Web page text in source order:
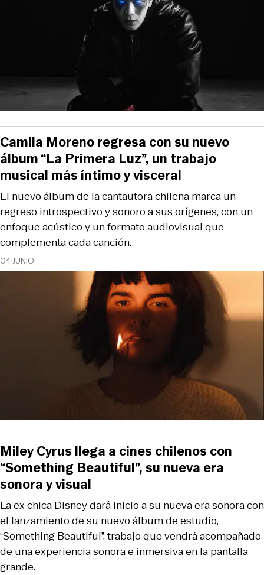
04 JUNIO
El nuevo álbum de la cantautora chilena marca un
regreso introspectivo y sonoro a sus orígenes, con un
enfoque acústico y un formato audiovisual que
complementa cada canción.
Camila Moreno regresa con su nuevo
álbum “La Primera Luz”, un trabajo
musical más íntimo y visceral
La ex chica Disney dará inicio a su nueva era sonora con
el lanzamiento de su nuevo álbum de estudio,
“Something Beautiful”, trabajo que vendrá acompañado
de una experiencia sonora e inmersiva en la pantalla
grande.
Miley Cyrus llega a cines chilenos con
“Something Beautiful”, su nueva era
sonora y visual